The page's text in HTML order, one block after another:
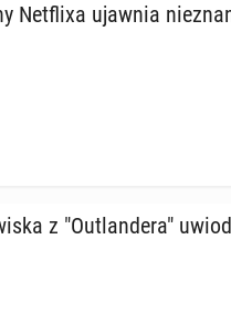
Net­fli­xa ujawnia
z "Outlan­de­ra"